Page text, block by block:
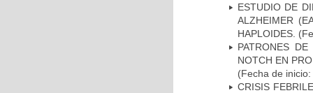
ESTUDIO DE
ALZHEIMER
HAPLOIDES.
PATRONES
NOTCH EN
(Fecha de
CRISIS